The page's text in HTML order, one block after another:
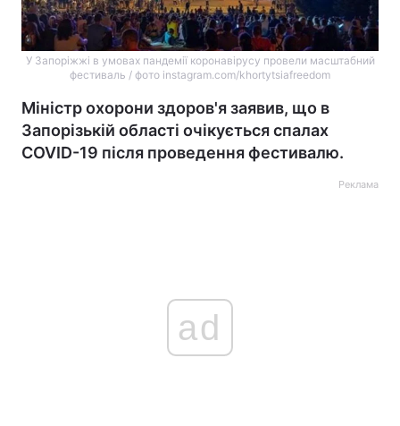
У Запоріжжі в умовах пандемії коронавірусу провели масштабний
фестиваль / фото instagram.com/khortytsiafreedom
Міністр охорони здоров'я заявив, що в
Запорізькій області очікується спалах
COVID-19 після проведення фестивалю.
Реклама
ad